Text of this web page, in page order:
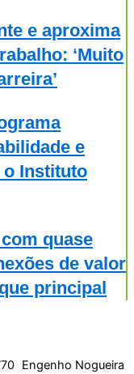
e aproxima
‘Muito
e
o Instituto
quase
de valor
principal
Engenho Nogueira